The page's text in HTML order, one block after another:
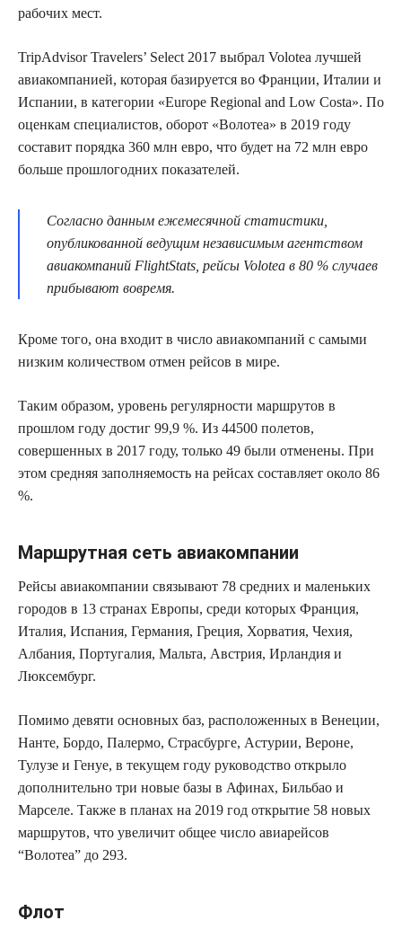
рабочих мест.
TripAdvisor Travelers’ Select 2017 выбрал Volotea лучшей
авиакомпанией, которая базируется во Франции, Италии и
Испании, в категории «Europe Regional and Low Costа». По
оценкам специалистов, оборот «Волотеа» в 2019 году
составит порядка 360 млн евро, что будет на 72 млн евро
больше прошлогодних показателей.
Согласно данным ежемесячной статистики,
опубликованной ведущим независимым агентством
авиакомпаний FlightStats, рейсы Volotea в 80 % случаев
прибывают вовремя.
Кроме того, она входит в число авиакомпаний с самыми
низким количеством отмен рейсов в мире.
Таким образом, уровень регулярности маршрутов в
прошлом году достиг 99,9 %. Из 44500 полетов,
совершенных в 2017 году, только 49 были отменены. При
этом средняя заполняемость на рейсах составляет около 86
%.
Маршрутная сеть авиакомпании
Рейсы авиакомпании связывают 78 средних и маленьких
городов в 13 странах Европы, среди которых Франция,
Италия, Испания, Германия, Греция, Хорватия, Чехия,
Албания, Португалия, Мальта, Австрия, Ирландия и
Люксембург.
Помимо девяти основных баз, расположенных в Венеции,
Нанте, Бордо, Палермо, Страсбурге, Астурии, Вероне,
Тулузе и Генуе, в текущем году руководство открыло
дополнительно три новые базы в Афинах, Бильбао и
Марселе. Также в планах на 2019 год открытие 58 новых
маршрутов, что увеличит общее число авиарейсов
“Волотеа” до 293.
Флот